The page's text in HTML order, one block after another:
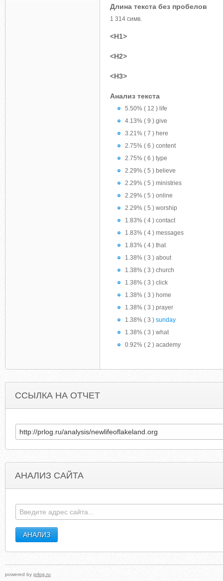
Длина текста без пробелов
1 314 симв.
<H1>
<H2>
<H3>
Анализ текста
5.50% ( 12 ) life
4.13% ( 9 ) give
3.21% ( 7 ) here
2.75% ( 6 ) content
2.75% ( 6 ) type
2.29% ( 5 ) believe
2.29% ( 5 ) ministries
2.29% ( 5 ) online
2.29% ( 5 ) worship
1.83% ( 4 ) contact
1.83% ( 4 ) messages
1.83% ( 4 ) that
1.38% ( 3 ) about
1.38% ( 3 ) church
1.38% ( 3 ) click
1.38% ( 3 ) home
1.38% ( 3 ) prayer
1.38% ( 3 ) sunday
1.38% ( 3 ) what
0.92% ( 2 ) academy
ССЫЛКА НА ОТЧЕТ
АНАЛИЗ САЙТА
powered by prlog.ru